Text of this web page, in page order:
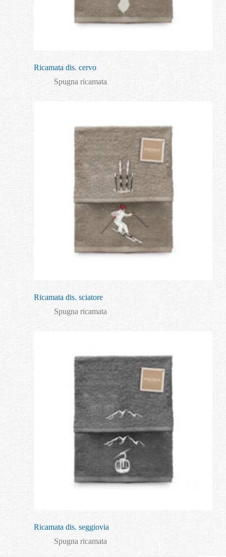
Ricamata dis. cervo
Spugna ricamata
Ricamata dis. sciatore
Spugna ricamata
Ricamata dis. seggiovia
Spugna ricamata